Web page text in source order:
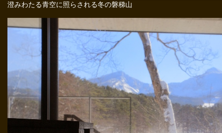
澄みわたる青空に照らされる冬の磐梯山